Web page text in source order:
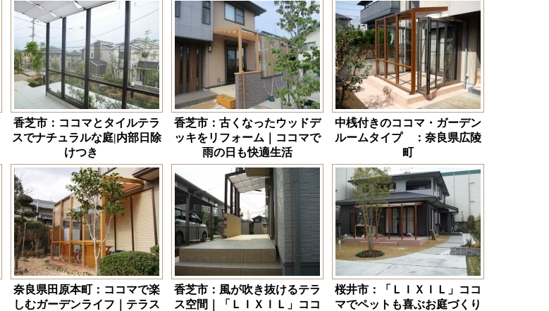
香芝市：ココマとタイルテラ
スでナチュラルな庭|内部日除
けつき
香芝市：古くなったウッドデ
ッキをリフォーム｜ココマで
雨の日も快適生活
中桟付きのココマ・ガーデン
ルームタイプ ：奈良県広陵
町
奈良県田原本町：ココマで楽
しむガーデンライフ｜テラス
香芝市：風が吹き抜けるテラ
ス空間｜「ＬＩＸＩＬ」ココ
桜井市：「ＬＩＸＩＬ」ココ
マでペットも喜ぶお庭づくり